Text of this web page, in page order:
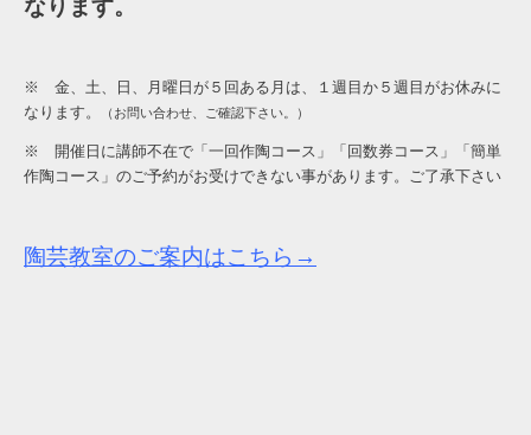
なります。
※ 金、土、日、月曜日が５回ある月は、１週目か５週目がお休みに
なります。
（お問い合わせ、ご確認下さい。）
※ 開催日に講師不在で「一回作陶コース」「回数券コース」「簡単
作陶コース」のご予約がお受けできない事があります。ご了承下さい
陶芸教室のご案内はこちら→